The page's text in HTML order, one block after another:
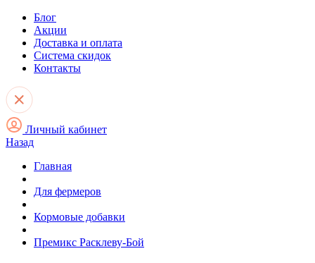
Блог
Акции
Доставка и оплата
Система скидок
Контакты
Личный кабинет
Назад
Главная
Для фермеров
Кормовые добавки
Премикс Расклеву-Бой